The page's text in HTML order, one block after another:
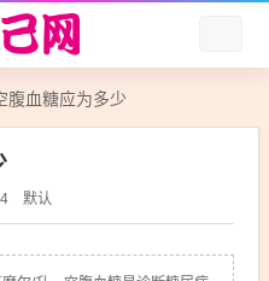
腹血糖应为多少
默认